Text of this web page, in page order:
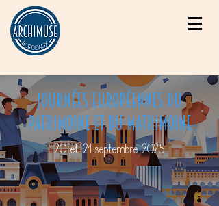
Journées européennes du
patrimoine et du matrimoine
20 et 21 septembre 2025